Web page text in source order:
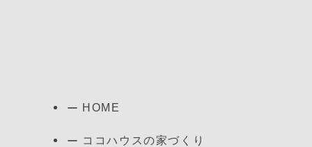
HOME
ココハウスの家づくり